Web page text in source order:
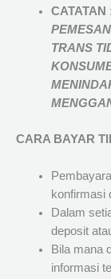
CATATAN
TRANS
CARA BAYAR
konfirmasi
Dalam
deposit
Bila mana
informasi